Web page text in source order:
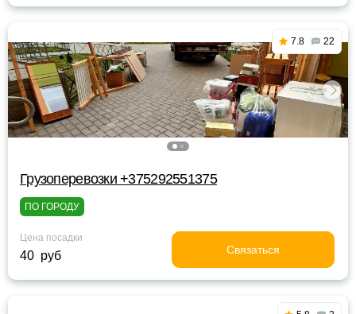
7.8 22
Грузоперевозки +375292551375
ПО ГОРОДУ
Цена посадки
40 руб Связаться